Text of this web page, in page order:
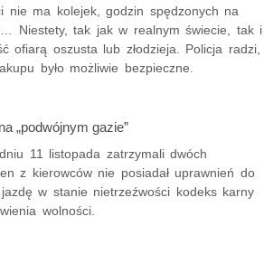
nie ma kolejek, godzin spędzonych na
Niestety, tak jak w realnym świecie, tak i
ofiarą oszusta lub złodzieja. Policja radzi,
było możliwie bezpieczne.
„podwójnym gazie”
11 listopada zatrzymali dwóch
z kierowców nie posiadał uprawnień do
w stanie nietrzeźwości kodeks karny
wolności.